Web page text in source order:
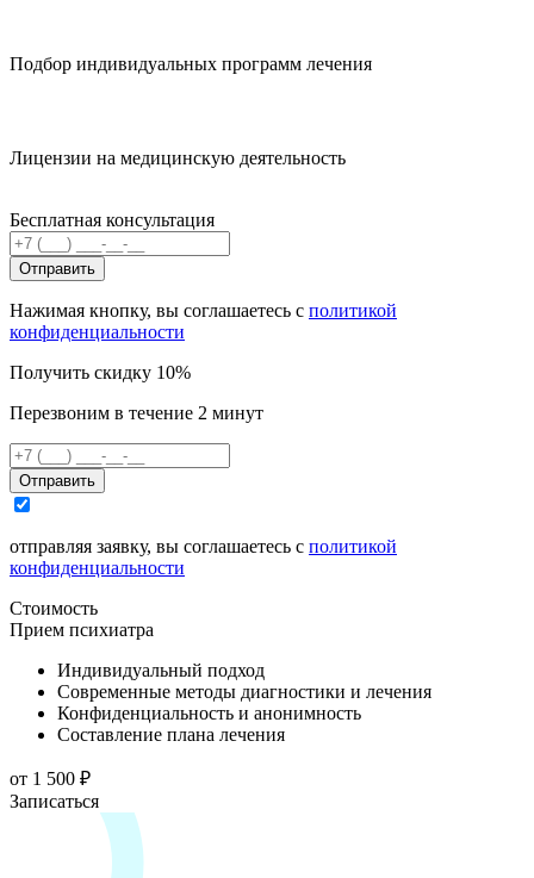
Подбор индивидуальных программ лечения
Лицензии на медицинскую деятельность
Бесплатная консультация
Отправить
Нажимая кнопку, вы соглашаетесь с политикой
конфиденциальности
Получить скидку 10%
Перезвоним в течение 2 минут
Отправить
отправляя заявку, вы соглашаетесь с политикой
конфиденциальности
Стоимость
Прием психиатра
Индивидуальный подход
Современные методы диагностики и лечения
Конфиденциальность и анонимность
Составление плана лечения
от 1 500 ₽
Записаться